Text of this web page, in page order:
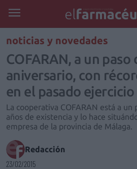
REGÍSTRATE
noticias y novedades
COFARAN, a un paso
aniversario, con
en el pasado ejercicio
La cooperativa COFARAN está a un
años de existencia y lo hace
empresa de la provincia de Málaga.
Redacción
23/02/2015